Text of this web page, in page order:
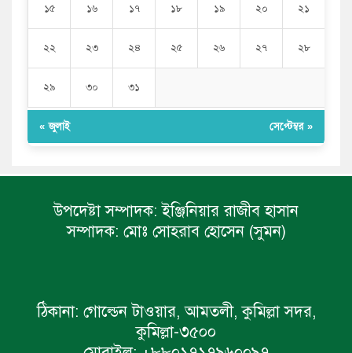
১৫ ১৬ ১৭ ১৮ ১৯ ২০ ২১
২২ ২৩ ২৪ ২৫ ২৬ ২৭ ২৮
২৯ ৩০ ৩১
« জুলাই সেপ্টেম্বর »
উপদেষ্টা সম্পাদক: ইঞ্জিনিয়ার রাজীব হাসান
সম্পাদক: মোঃ সোহরাব হোসেন (সুমন)
ঠিকানা: গোল্ডেন টাওয়ার, আমতলী, কুমিল্লা সদর,
কুমিল্লা-৩৫০০